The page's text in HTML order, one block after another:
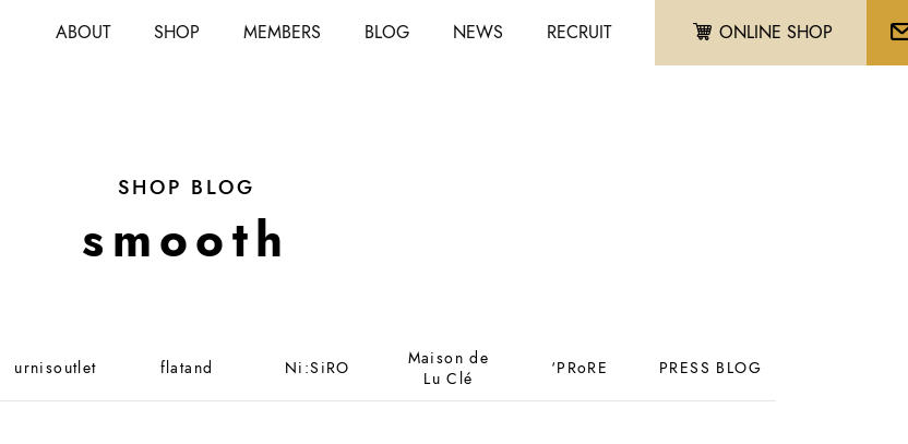
ABOUT SHOP MEMBERS BLOG NEWS RECRUIT ONLINE SHOP
SHOP BLOG
smooth
urnisoutlet flatand Ni:SiRO
Maison de
Lu Clé
‘PRoRE PRESS BLOG